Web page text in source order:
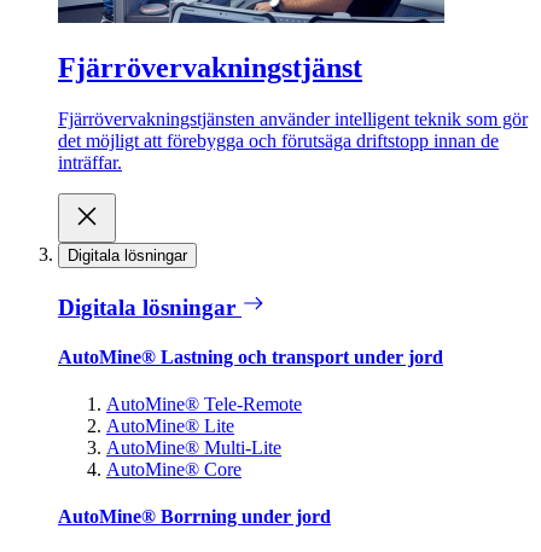
Fjärrövervakningstjänst
Fjärrövervakningstjänsten använder intelligent teknik som gör
det möjligt att förebygga och förutsäga driftstopp innan de
inträffar.
Digitala lösningar
Digitala lösningar
AutoMine® Lastning och transport under jord
AutoMine® Tele-Remote
AutoMine® Lite
AutoMine® Multi-Lite
AutoMine® Core
AutoMine® Borrning under jord